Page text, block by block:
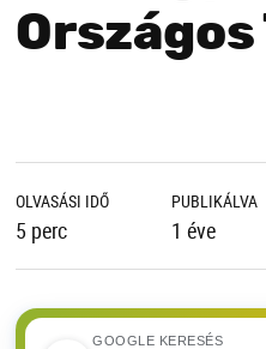
OLVASÁSI IDŐ
5 perc
PUBLIKÁLVA
1 éve
GOOGLE KERESÉS